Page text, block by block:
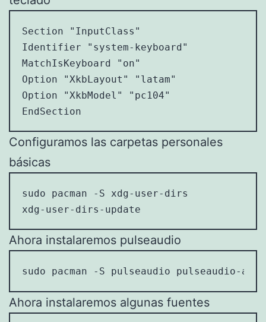
Section "InputClass"
Identifier "system-keyboard"
MatchIsKeyboard "on"
Option "XkbLayout" "latam"
Option "XkbModel" "pc104"
EndSection
Configuramos las carpetas personales
básicas
sudo pacman -S xdg-user-dirs
xdg-user-dirs-update
Ahora instalaremos pulseaudio
sudo pacman -S pulseaudio pulseaudio-alsa
Ahora instalaremos algunas fuentes